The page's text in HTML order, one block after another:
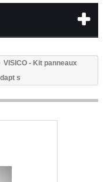
VISICO - Kit panneaux
s